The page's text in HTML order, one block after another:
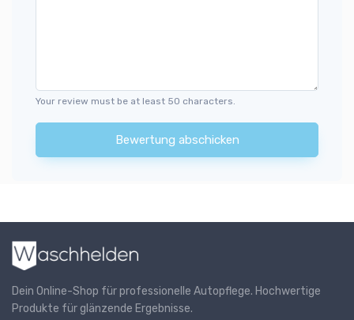
Your review must be at least 50 characters.
Bewertung abschicken
Dein Online-Shop für professionelle Autopflege. Hochwertige
Produkte für glänzende Ergebnisse.